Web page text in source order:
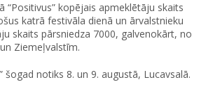
“Positivus” kopējais apmeklētāju skaits
katrā festivāla dienā un ārvalstnieku
skaits pārsniedza 7000, galvenokārt, no
Ziemeļvalstīm.
šogad notiks 8. un 9. augustā, Lucavsalā.